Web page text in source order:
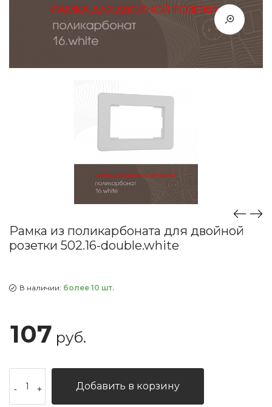
Рамка из поликарбоната для двойной
розетки 502.16-double.white
В наличии: более 10 шт.
107 руб.
- + Добавить в корзину